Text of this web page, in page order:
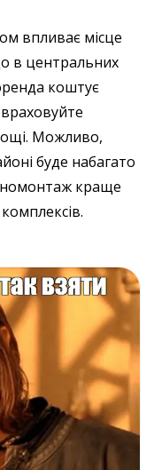
впливає місце
в центральних
коштує
Можливо,
буде набагато
краще